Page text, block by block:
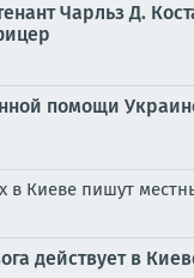
Чарльз Д.
помощи
в Киеве пишут
действует в